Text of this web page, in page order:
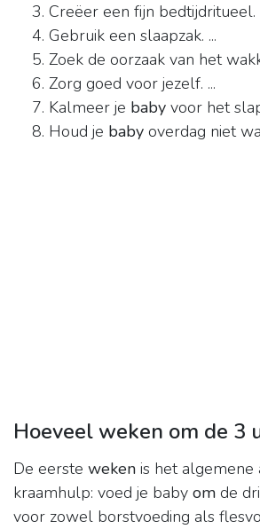
Creëer een fijn bedtijdritueel.
Gebruik een slaapzak. ...
Zoek de oorzaak van het
Zorg goed voor jezelf. ...
Kalmeer je baby voor het
Houd je baby overdag niet
Hoeveel weken om de 3
De eerste weken is het algemene
kraamhulp: voed je baby om de
voor zowel borstvoeding als